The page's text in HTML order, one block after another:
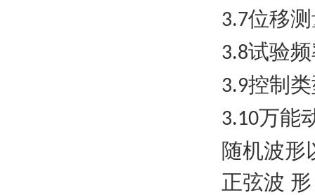
3.7位移
3.8试验
3.9控制
3.10万能
随机波形
正弦波